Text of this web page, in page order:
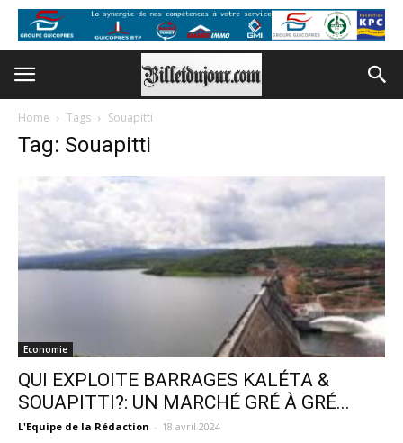
Home Tags Souapitti
Tag: Souapitti
Economie
QUI EXPLOITE BARRAGES KALÉTA &
SOUAPITTI?: UN MARCHÉ GRÉ À GRÉ...
L'Equipe de la Rédaction - 18 avril 2024